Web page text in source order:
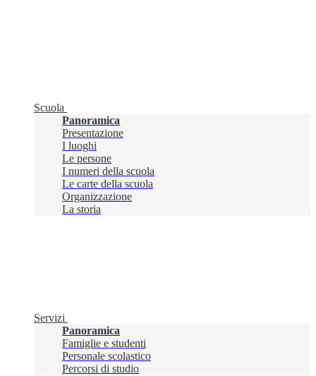
Scuola
Panoramica
Presentazione
I luoghi
Le persone
I numeri della scuola
Le carte della scuola
Organizzazione
La storia
Servizi
Panoramica
Famiglie e studenti
Personale scolastico
Percorsi di studio